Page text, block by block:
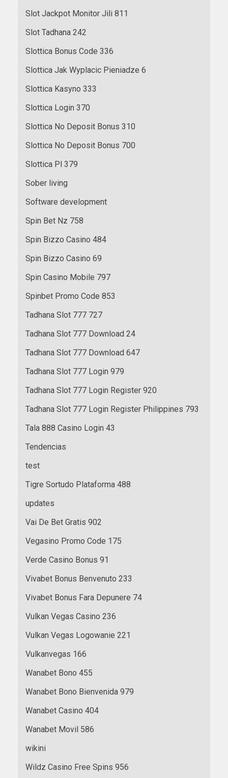
Slot Jackpot Monitor Jili 811
Slot Tadhana 242
Slottica Bonus Code 336
Slottica Jak Wyplacic Pieniadze 6
Slottica Kasyno 333
Slottica Login 370
Slottica No Deposit Bonus 310
Slottica No Deposit Bonus 700
Slottica Pl 379
Sober living
Software development
Spin Bet Nz 758
Spin Bizzo Casino 484
Spin Bizzo Casino 69
Spin Casino Mobile 797
Spinbet Promo Code 853
Tadhana Slot 777 727
Tadhana Slot 777 Download 24
Tadhana Slot 777 Download 647
Tadhana Slot 777 Login 979
Tadhana Slot 777 Login Register 920
Tadhana Slot 777 Login Register Philippines 793
Tala 888 Casino Login 43
Tendencias
test
Tigre Sortudo Plataforma 488
updates
Vai De Bet Gratis 902
Vegasino Promo Code 175
Verde Casino Bonus 91
Vivabet Bonus Benvenuto 233
Vivabet Bonus Fara Depunere 74
Vulkan Vegas Casino 236
Vulkan Vegas Logowanie 221
Vulkanvegas 166
Wanabet Bono 455
Wanabet Bono Bienvenida 979
Wanabet Casino 404
Wanabet Movil 586
wikini
Wildz Casino Free Spins 956